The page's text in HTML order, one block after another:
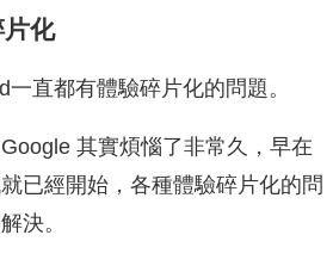
化
直都有體驗碎片化的問題。
其實煩惱了非常久，早在
已經開始，各種體驗碎片化的問
決。